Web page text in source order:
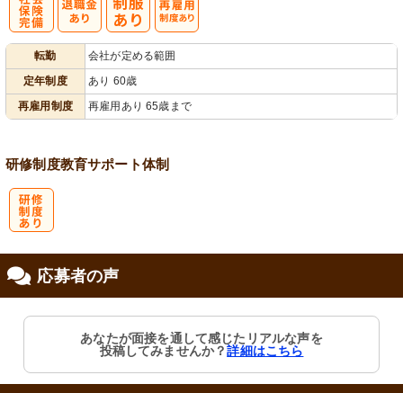
転勤
会社が定める範囲
定年制度
あり 60歳
再雇用制度
再雇用あり 65歳まで
研修制度教育サポート体制
応募者の声
あなたが面接を通して感じたリアルな声を
投稿してみませんか？詳細はこちら